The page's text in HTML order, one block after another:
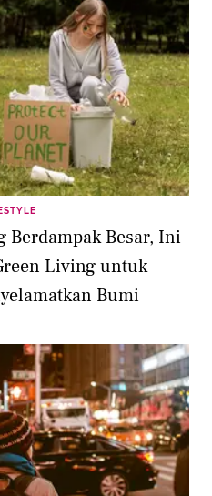
Berdampak Besar, Ini
Living untuk
Bumi